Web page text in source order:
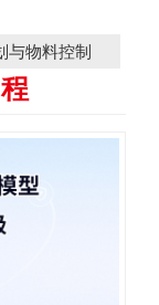
与物料控制